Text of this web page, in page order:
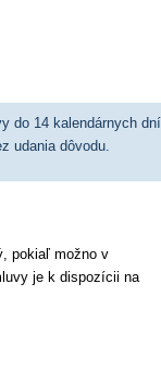
do 14 kalendárnych
udania dôvodu.
pokiaľ možno v
je k dispozícii na